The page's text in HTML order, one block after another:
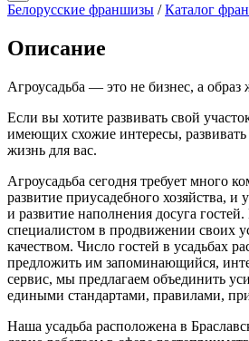
Белорусские франшизы /Каталог
Описание
Агроусадьба — это не бизнес, а образ
Если вы хотите развивать свой
имеющих схожие интересы, развивать
жизнь для вас.
Агроусадьба сегодня требует много
развитие приусадебного хозяйства, и
и развитие наполнения досуга
специалистом в продвижении своих
качеством. Число гостей в усадьбах
предложить им запоминающийся,
сервис, мы предлагаем объединить
едиными стандартами, правилами,
Наша усадьба расположена в